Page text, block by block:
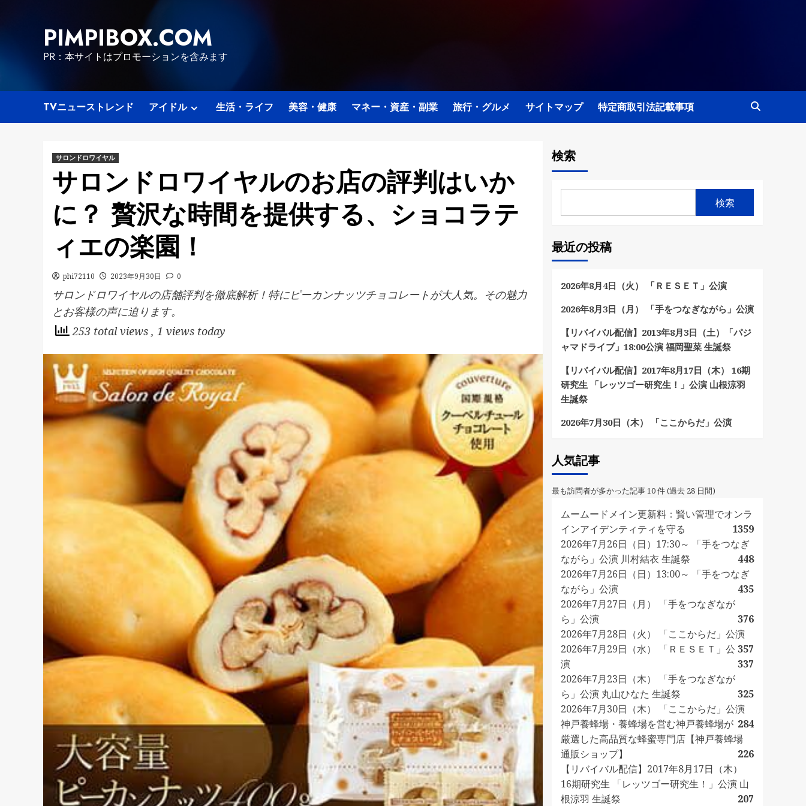
PIMPIBOX.COM
PR：本サイトはプロモーションを含みます
TVニューストレンド アイドル 生活・ライフ 美容・健康 マネー・資産・副業 旅行・グルメ サイトマップ 特定商取引法記載事項
サロンドロワイヤル
サロンドロワイヤルのお店の評判はいか
に？ 贅沢な時間を提供する、ショコラテ
ィエの楽園！
phi72110 2023年9月30日 0
サロンドロワイヤルの店舗評判を徹底解析！特にピーカンナッツチョコレートが大人気。その魅力
とお客様の声に迫ります。
253 total views , 1 views today
検索
検索
最近の投稿
2026年8月4日（火） 「ＲＥＳＥＴ」公演
2026年8月3日（月） 「手をつなぎながら」公演
【リバイバル配信】2013年8月3日（土）「パジ
ャマドライブ」18:00公演 福岡聖菜 生誕祭
【リバイバル配信】2017年8月17日（木） 16期
研究生 「レッツゴー研究生！」公演 山根涼羽
生誕祭
2026年7月30日（木） 「ここからだ」公演
人気記事
最も訪問者が多かった記事 10 件 (過去 28 日間)
ムームードメイン更新料：賢い管理でオンラ
インアイデンティティを守る
1359
2026年7月26日（日）17:30～ 「手をつなぎ
ながら」公演 川村結衣 生誕祭
448
2026年7月26日（日）13:00～ 「手をつなぎ
ながら」公演
435
2026年7月27日（月） 「手をつなぎなが
ら」公演
376
2026年7月28日（火） 「ここからだ」公演
357
2026年7月29日（水） 「ＲＥＳＥＴ」公
演
337
2026年7月23日（木） 「手をつなぎなが
ら」公演 丸山ひなた 生誕祭
325
2026年7月30日（木） 「ここからだ」公演
284
神戸養蜂場・養蜂場を営む神戸養蜂場が
厳選した高品質な蜂蜜専門店【神戸養蜂場
通販ショップ】
226
【リバイバル配信】2017年8月17日（木）
16期研究生 「レッツゴー研究生！」公演 山
根涼羽 生誕祭
207